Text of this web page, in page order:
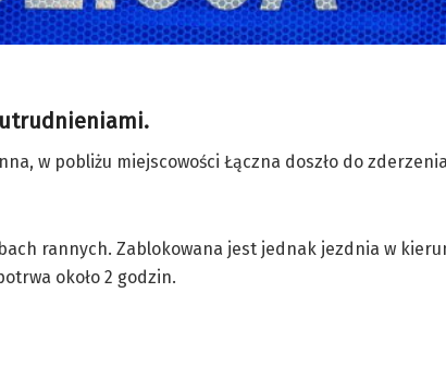
utrudnieniami.
w pobliżu miejscowości Łączna doszło do zderzenia
rannych. Zablokowana jest jednak jezdnia w
około 2 godzin.